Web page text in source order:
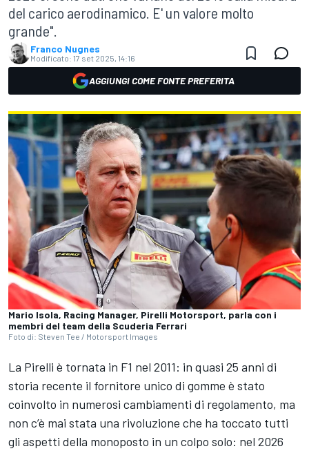
del carico aerodinamico. E' un valore molto
grande".
Franco Nugnes
Modificato: 17 set 2025, 14:16
AGGIUNGI COME FONTE PREFERITA
Mario Isola, Racing Manager, Pirelli Motorsport, parla con i
membri del team della Scuderia Ferrari
Foto di: Steven Tee / Motorsport Images
La Pirelli è tornata in F1 nel 2011: in quasi 25 anni di
storia recente il fornitore unico di gomme è stato
coinvolto in numerosi cambiamenti di regolamento, ma
non c’è mai stata una rivoluzione che ha toccato tutti
gli aspetti della monoposto in un colpo solo: nel 2026